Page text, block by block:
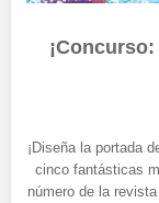
¡Diseña la portada
cinco fantásticas
número de la